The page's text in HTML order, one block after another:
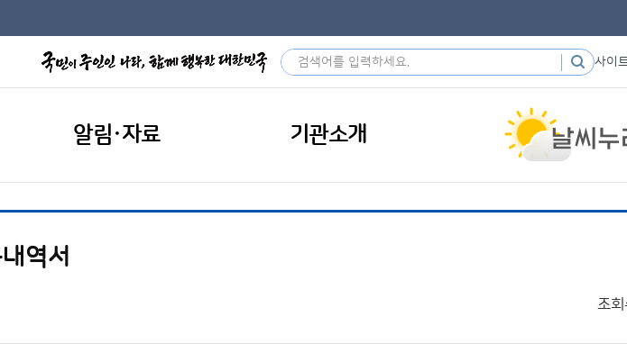
사이
알림·자료 기관소개
역서
조회